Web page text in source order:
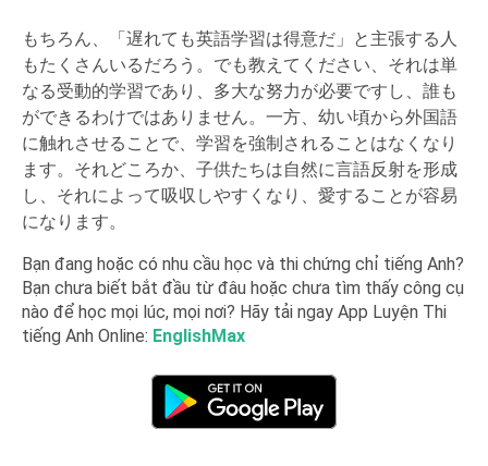
もちろん、「遅れても英語学習は得意だ」と主張する人
もたくさんいるだろう。でも教えてください、それは単
なる受動的学習であり、多大な努力が必要ですし、誰も
ができるわけではありません。一方、幼い頃から外国語
に触れさせることで、学習を強制されることはなくなり
ます。それどころか、子供たちは自然に言語反射を形成
し、それによって吸収しやすくなり、愛することが容易
になります。
Bạn đang hoặc có nhu cầu học và thi chứng chỉ tiếng Anh?
Bạn chưa biết bắt đầu từ đâu hoặc chưa tìm thấy công cụ
nào để học mọi lúc, mọi nơi? Hãy tải ngay App Luyện Thi
tiếng Anh Online: EnglishMax